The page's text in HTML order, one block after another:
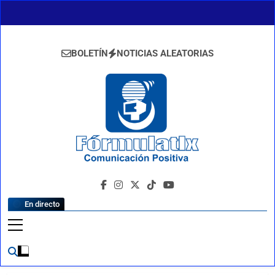
BOLETÍN NOTICIAS ALEATORIAS
En directo
FormulaTlx
Comunicación Positiva